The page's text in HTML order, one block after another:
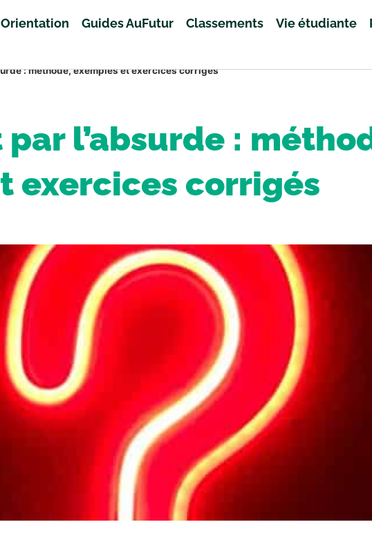
Orientation Guides AuFutur Classements Vie étudiante
: méthode, exemples et exercices corrigés
l’absurde :
exercices corrigés